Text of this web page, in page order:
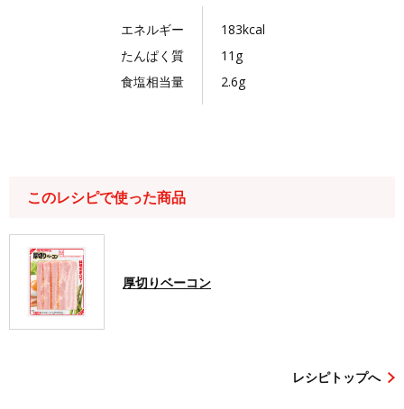
エネルギー
183kcal
たんぱく質
11g
食塩相当量
2.6g
このレシピで使った商品
厚切りベーコン
レシピトップへ